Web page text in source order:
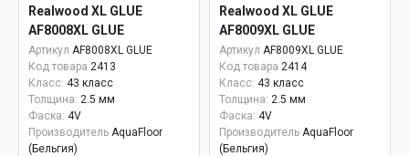
Realwood XL GLUE
AF8008XL GLUE
Артикул AF8008XL GLUE
Код товара 2413
Класс: 43 класс
Толщина: 2.5 мм
Фаска: 4V
Производитель AquaFloor
(Бельгия)
Realwood XL GLUE
AF8009XL GLUE
Артикул AF8009XL GLUE
Код товара 2414
Класс: 43 класс
Толщина: 2.5 мм
Фаска: 4V
Производитель AquaFloor
(Бельгия)